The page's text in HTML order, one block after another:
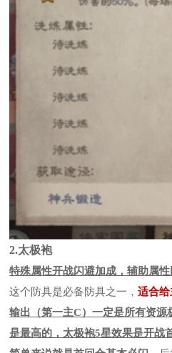
2.太极袍
特殊属性开战闪避加成，辅助属性
这个防具是必备防具之一，适合
输出（第一主C）一定是所有资
是最高的，太极袍5星效果是开战